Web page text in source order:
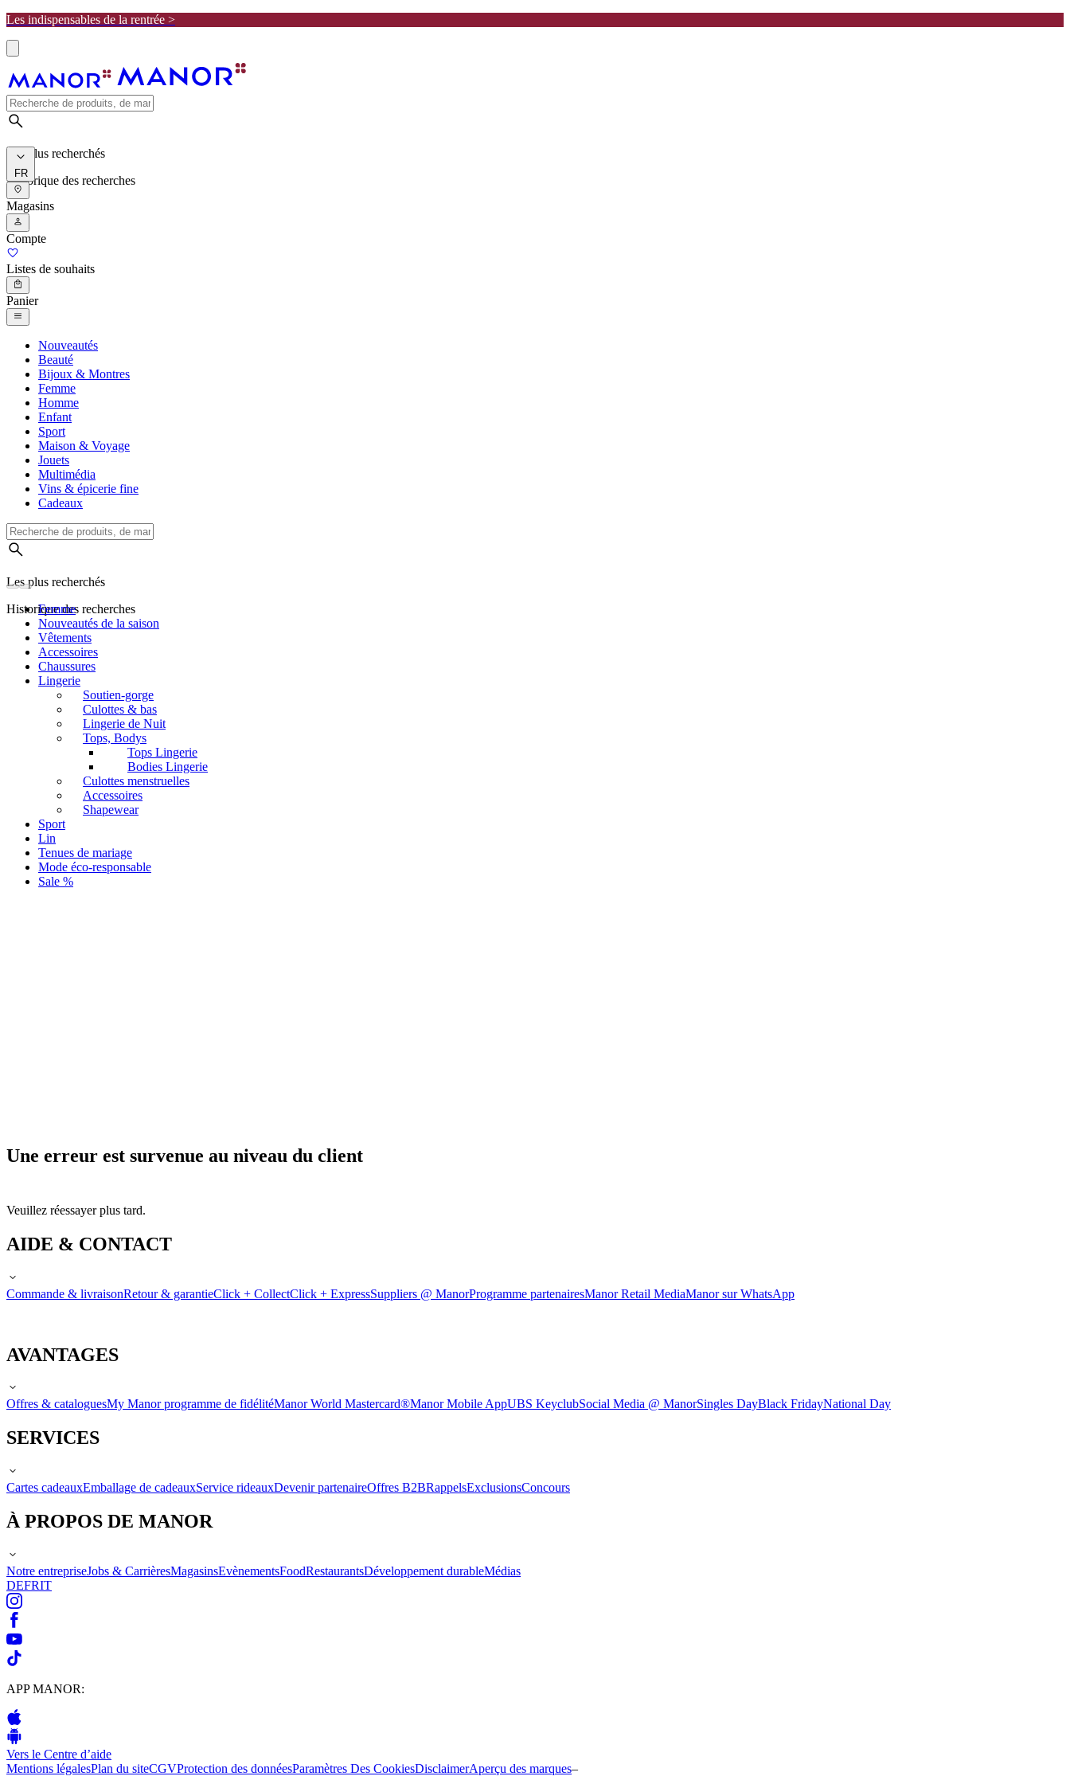
Les indispensables de la rentrée >
Les plus recherchés
Historique des recherches
FR
Magasins
Compte
Listes de souhaits
Panier
Nouveautés
Beauté
Bijoux & Montres
Femme
Homme
Enfant
Sport
Maison & Voyage
Jouets
Multimédia
Vins & épicerie fine
Cadeaux
Les plus recherchés
Historique des recherches
Femme
Nouveautés de la saison
Vêtements
Accessoires
Chaussures
Lingerie
Soutien-gorge
Culottes & bas
Lingerie de Nuit
Tops, Bodys
Tops Lingerie
Bodies Lingerie
Culottes menstruelles
Accessoires
Shapewear
Sport
Lin
Tenues de mariage
Mode éco-responsable
Sale %
Une erreur est survenue au niveau du client
Veuillez réessayer plus tard.
AIDE & CONTACT
Commande & livraisonRetour & garantieClick + CollectClick + ExpressSuppliers @ ManorProgramme partenairesManor Retail MediaManor sur WhatsApp
AVANTAGES
Offres & cataloguesMy Manor programme de fidélitéManor World Mastercard®Manor Mobile AppUBS KeyclubSocial Media @ ManorSingles DayBlack FridayNational Day
SERVICES
Cartes cadeauxEmballage de cadeauxService rideauxDevenir partenaireOffres B2BRappelsExclusionsConcours
À PROPOS DE MANOR
Notre entrepriseJobs & CarrièresMagasinsEvènementsFoodRestaurantsDéveloppement durableMédias
DEFRIT
APP MANOR:
Vers le Centre d’aide
Mentions légalesPlan du siteCGVProtection des donnéesParamètres Des CookiesDisclaimerAperçu des marques–